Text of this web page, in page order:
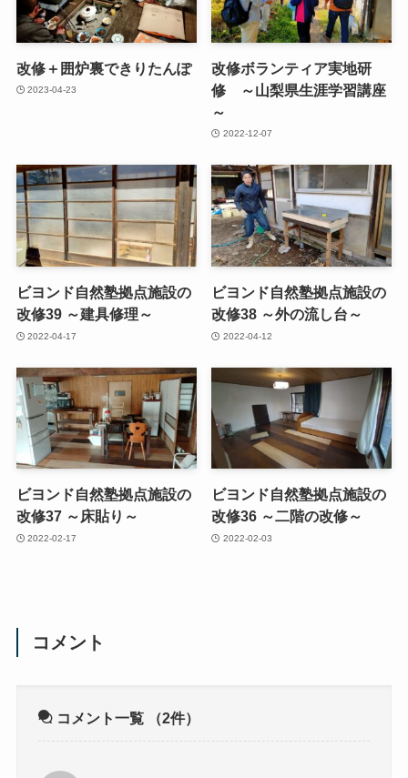
改修＋囲炉裏できりたんぽ
2023-04-23
改修ボランティア実地研
修 ～山梨県生涯学習講座
～
2022-12-07
ビヨンド自然塾拠点施設の
改修39 ～建具修理～
2022-04-17
ビヨンド自然塾拠点施設の
改修38 ～外の流し台～
2022-04-12
ビヨンド自然塾拠点施設の
改修37 ～床貼り～
2022-02-17
ビヨンド自然塾拠点施設の
改修36 ～二階の改修～
2022-02-03
コメント
コメント一覧 （2件）